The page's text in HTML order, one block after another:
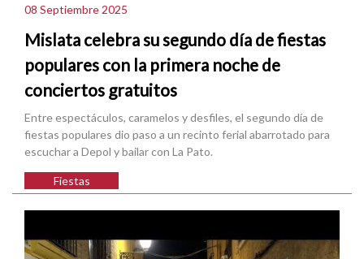
08 Septiembre 2025
Mislata celebra su segundo día de fiestas
populares con la primera noche de
conciertos gratuitos
Entre espectáculos, caramelos y desfiles, el segundo día de
fiestas populares dio paso a un recinto ferial abarrotado para
escuchar a Depol y bailar con La Pato.
Fiestas